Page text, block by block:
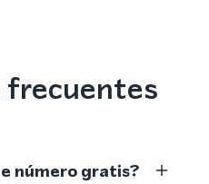
número gratis?